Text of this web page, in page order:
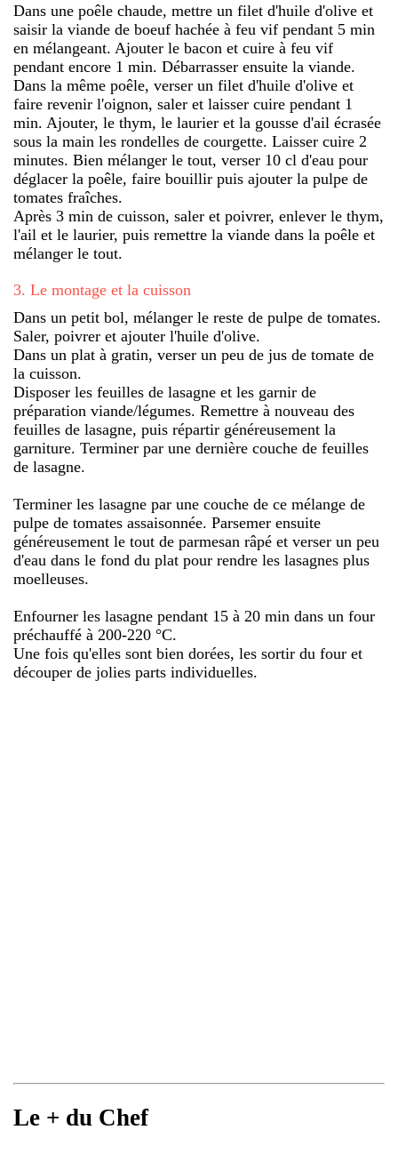
Dans une poêle chaude, mettre un filet d'huile d'olive et
saisir la viande de boeuf hachée à feu vif pendant 5 min
en mélangeant. Ajouter le bacon et cuire à feu vif
pendant encore 1 min. Débarrasser ensuite la viande.
Dans la même poêle, verser un filet d'huile d'olive et
faire revenir l'oignon, saler et laisser cuire pendant 1
min. Ajouter, le thym, le laurier et la gousse d'ail écrasée
sous la main les rondelles de courgette. Laisser cuire 2
minutes. Bien mélanger le tout, verser 10 cl d'eau pour
déglacer la poêle, faire bouillir puis ajouter la pulpe de
tomates fraîches.
Après 3 min de cuisson, saler et poivrer, enlever le thym,
l'ail et le laurier, puis remettre la viande dans la poêle et
mélanger le tout.
3. Le montage et la cuisson
Dans un petit bol, mélanger le reste de pulpe de tomates.
Saler, poivrer et ajouter l'huile d'olive.
Dans un plat à gratin, verser un peu de jus de tomate de
la cuisson.
Disposer les feuilles de lasagne et les garnir de
préparation viande/légumes. Remettre à nouveau des
feuilles de lasagne, puis répartir généreusement la
garniture. Terminer par une dernière couche de feuilles
de lasagne.
Terminer les lasagne par une couche de ce mélange de
pulpe de tomates assaisonnée. Parsemer ensuite
généreusement le tout de parmesan râpé et verser un peu
d'eau dans le fond du plat pour rendre les lasagnes plus
moelleuses.
Enfourner les lasagne pendant 15 à 20 min dans un four
préchauffé à 200-220 °C.
Une fois qu'elles sont bien dorées, les sortir du four et
découper de jolies parts individuelles.
Le + du Chef